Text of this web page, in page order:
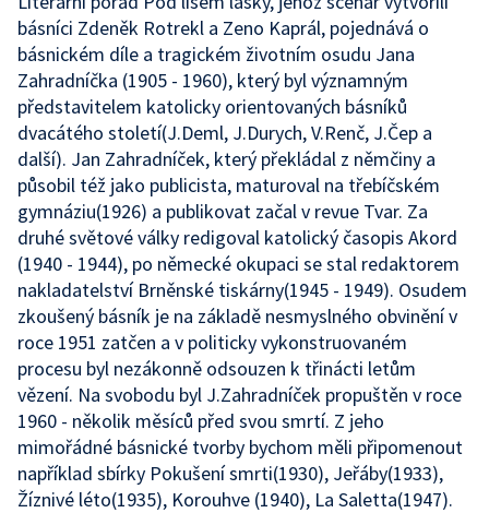
básníci Zdeněk Rotrekl a Zeno Kaprál, pojednává o
básnickém díle a tragickém životním osudu Jana
Zahradníčka (1905 - 1960), který byl významným
představitelem katolicky orientovaných básníků
dvacátého století(J.Deml, J.Durych, V.Renč, J.Čep a
další). Jan Zahradníček, který překládal z němčiny a
působil též jako publicista, maturoval na třebíčském
gymnáziu(1926) a publikovat začal v revue Tvar. Za
druhé světové války redigoval katolický časopis Akord
(1940 - 1944), po německé okupaci se stal redaktorem
nakladatelství Brněnské tiskárny(1945 - 1949). Osudem
zkoušený básník je na základě nesmyslného obvinění v
roce 1951 zatčen a v politicky vykonstruovaném
procesu byl nezákonně odsouzen k třinácti letům
vězení. Na svobodu byl J.Zahradníček propuštěn v roce
1960 - několik měsíců před svou smrtí. Z jeho
mimořádné básnické tvorby bychom měli připomenout
například sbírky Pokušení smrti(1930), Jeřáby(1933),
Žíznivé léto(1935), Korouhve (1940), La Saletta(1947).